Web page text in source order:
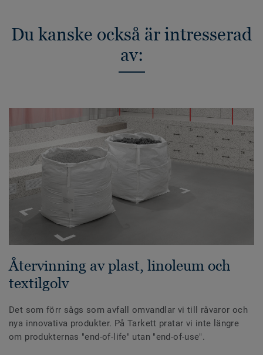
Du kanske också är intresserad
av:
Återvinning av plast, linoleum och
textilgolv
Det som förr sågs som avfall omvandlar vi till råvaror och
nya innovativa produkter. På Tarkett pratar vi inte längre
om produkternas "end-of-life" utan "end-of-use".